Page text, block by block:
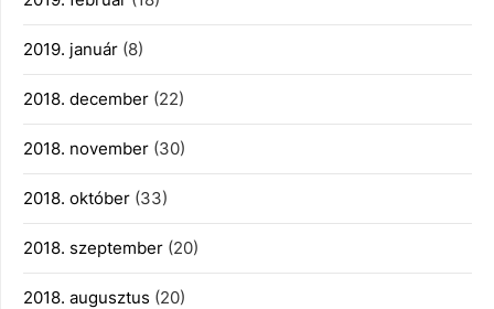
2019. január (8)
2018. december (22)
2018. november (30)
2018. október (33)
2018. szeptember (20)
2018. augusztus (20)